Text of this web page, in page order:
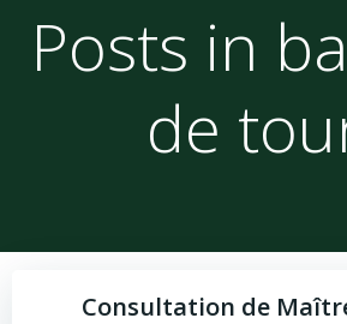
Posts in
de
Consultation de